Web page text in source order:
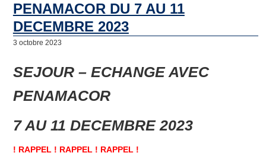
PENAMACOR DU 7 AU 11
DECEMBRE 2023
3 octobre 2023
SEJOUR – ECHANGE AVEC
PENAMACOR
7 AU 11 DECEMBRE 2023
! RAPPEL ! RAPPEL ! RAPPEL !